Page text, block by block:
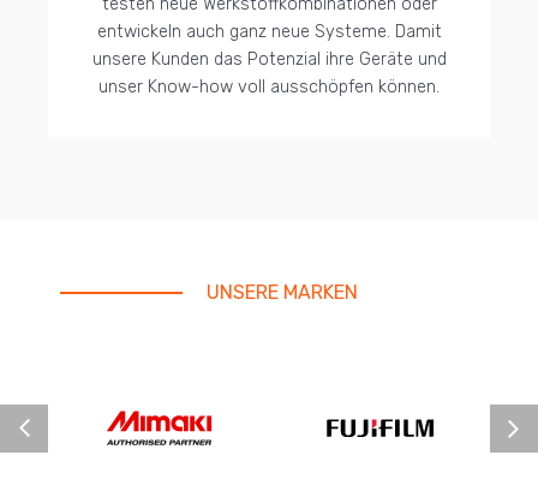
entwickeln auch ganz neue Systeme. Damit
unsere Kunden das Potenzial ihre Geräte und
unser Know-how voll ausschöpfen können.
UNSERE MARKEN